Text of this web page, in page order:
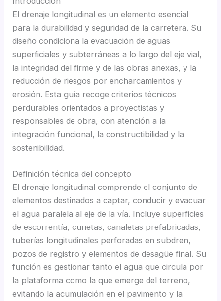
El drenaje longitudinal es un elemento esencial
para la durabilidad y seguridad de la carretera. Su
diseño condiciona la evacuación de aguas
superficiales y subterráneas a lo largo del eje vial,
la integridad del firme y de las obras anexas, y la
reducción de riesgos por encharcamientos y
erosión. Esta guía recoge criterios técnicos
perdurables orientados a proyectistas y
responsables de obra, con atención a la
integración funcional, la constructibilidad y la
sostenibilidad.
Definición técnica del concepto
El drenaje longitudinal comprende el conjunto de
elementos destinados a captar, conducir y evacuar
el agua paralela al eje de la vía. Incluye superficies
de escorrentía, cunetas, canaletas prefabricadas,
tuberías longitudinales perforadas en subdren,
pozos de registro y elementos de desagüe final. Su
función es gestionar tanto el agua que circula por
la plataforma como la que emerge del terreno,
evitando la acumulación en el pavimento y la